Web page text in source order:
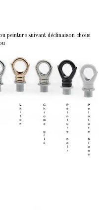
peinture suivant déclinaison choisi